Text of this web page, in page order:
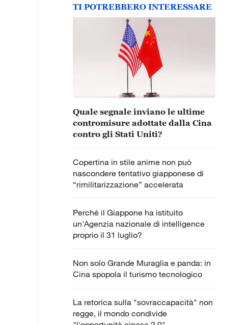
TI POTREBBERO INTERESSARE
Quale segnale inviano le ultime
contromisure adottate dalla Cina
contro gli Stati Uniti?
Copertina in stile anime non può
nascondere tentativo giapponese di
“rimilitarizzazione” accelerata
Perché il Giappone ha istituito
un'Agenzia nazionale di intelligence
proprio il 31 luglio?
Non solo Grande Muraglia e panda: in
Cina spopola il turismo tecnologico
La retorica sulla "sovraccapacità" non
regge, il mondo condivide